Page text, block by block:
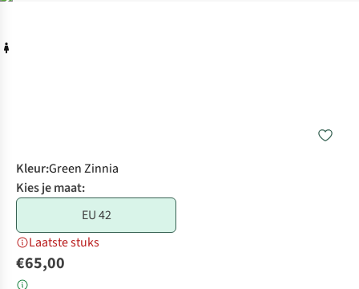
Kleur:Green Zinnia
Kies je maat:
EU 42
Laatste stuks
€65,00